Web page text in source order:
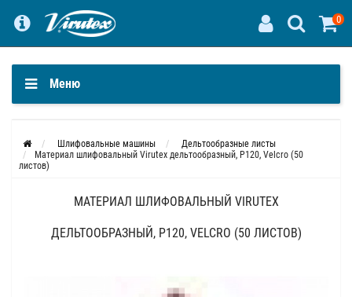
0
Меню
Шлифовальные машины
Дельтообразные листы
Материал шлифовальный Virutex дельтообразный, Р120, Velcro (50
листов)
МАТЕРИАЛ ШЛИФОВАЛЬНЫЙ VIRUTEX
ДЕЛЬТООБРАЗНЫЙ, Р120, VELCRO (50 ЛИСТОВ)